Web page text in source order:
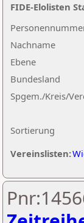
Nachname
Ebene
Sortierung
Bundesland
Spgem./Kreis/
Vereinslisten:
FIDE-Elolisten